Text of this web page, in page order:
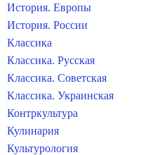
История. Европы
История. России
Классика
Классика. Русская
Классика. Советская
Классика. Украинская
Контркультура
Кулинария
Культурология